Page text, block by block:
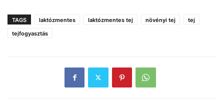
TAGS laktózmentes laktózmentes tej növényi tej
tej
tejfogyasztás